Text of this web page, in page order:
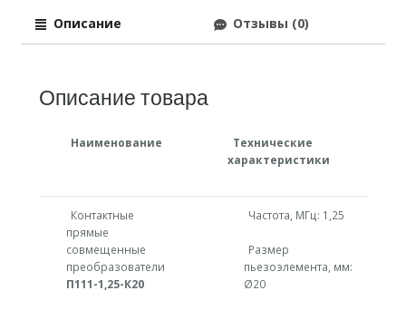
Описание Отзывы (0)
Описание товара
Наименование
Технические
характеристики
Контактные
прямые
совмещенные
преобразователи
П111-1,25-К20
Частота, МГц: 1,25
Размер
пьезоэлемента, мм:
Ø20